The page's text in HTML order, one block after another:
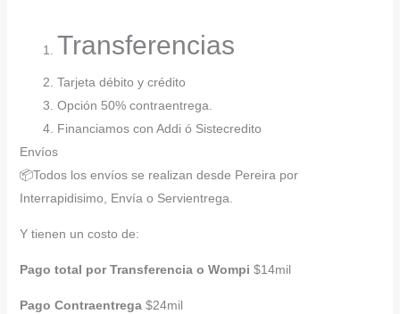
Transferencias
Tarjeta débito y crédito
Opción 50% contraentrega.
Financiamos con Addi ó Sistecredito
Envíos
📦Todos los envíos se realizan desde Pereira por
Interrapidisimo, Envía o Servientrega.
Y tienen un costo de:
Pago total por Transferencia o Wompi $14mil
Pago Contraentrega$24mil